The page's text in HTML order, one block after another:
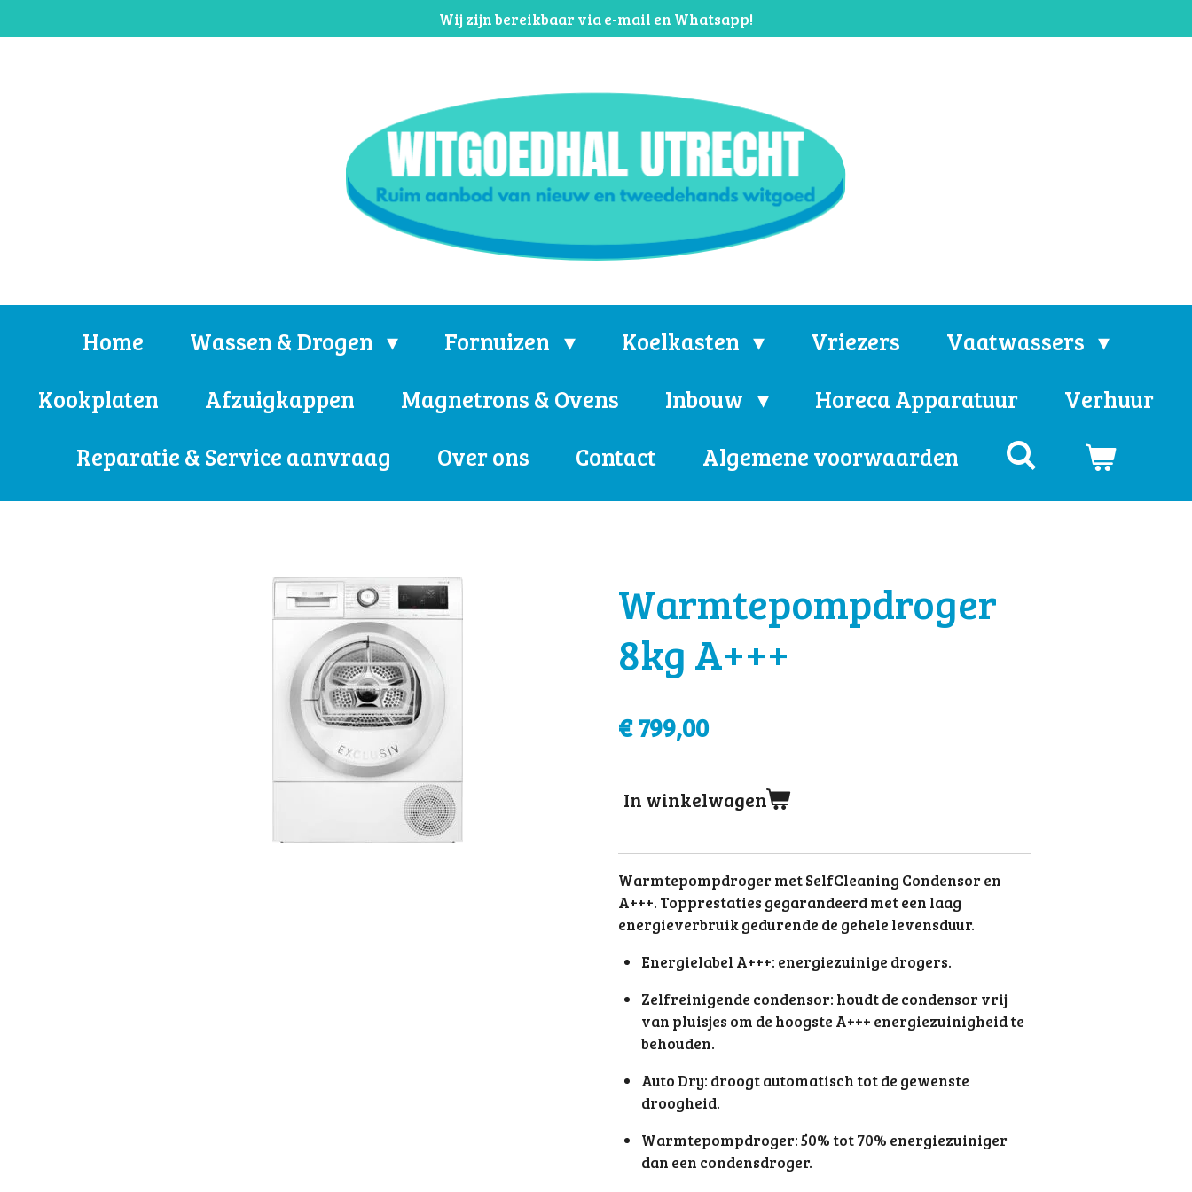
direct
Wij zijn bereikbaar via e-mail en Whatsapp!
Home Wassen & Drogen Fornuizen Koelkasten Vriezers
Vaatwassers
Kookplaten
Afzuigkappen Magnetrons & Ovens Inbouw Horeca Apparatuur
Verhuur
Reparatie & Service aanvraag
Over ons Contact Algemene voorwaarden
Warmtepompdroger
8kg A+++
€ 799,00
In winkelwagen
Warmtepompdroger met SelfCleaning Condensor en
A+++. Topprestaties gegarandeerd met een laag
energieverbruik gedurende de gehele levensduur.
Energielabel A+++: energiezuinige drogers.
Zelfreinigende condensor: houdt de condensor vrij
van pluisjes om de hoogste A+++ energiezuinigheid te
behouden.
Auto Dry: droogt automatisch tot de gewenste
droogheid.
Warmtepompdroger: 50% tot 70% energiezuiniger
dan een condensdroger.